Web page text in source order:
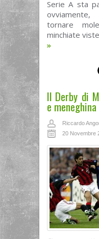
Serie A sta
tornare
minchiate
»
Il Derby di
e meneghina
Riccardo
20 Novembre